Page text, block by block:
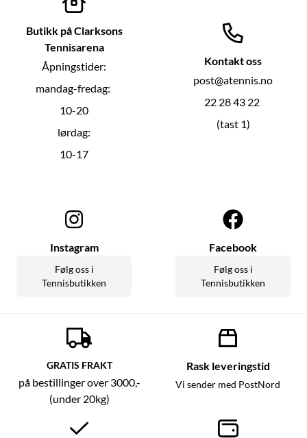
Butikk på Clarksons
Tennisarena
Åpningstider:
mandag-fredag:
10-20
lørdag:
10-17
Kontakt oss
post@atennis.no
22 28 43 22
(tast 1)
Instagram
Følg oss i
Tennisbutikken
Facebook
Følg oss i
Tennisbutikken
GRATIS FRAKT
på bestillinger over 3000,-
(under 20kg)
Rask leveringstid
Vi sender med PostNord